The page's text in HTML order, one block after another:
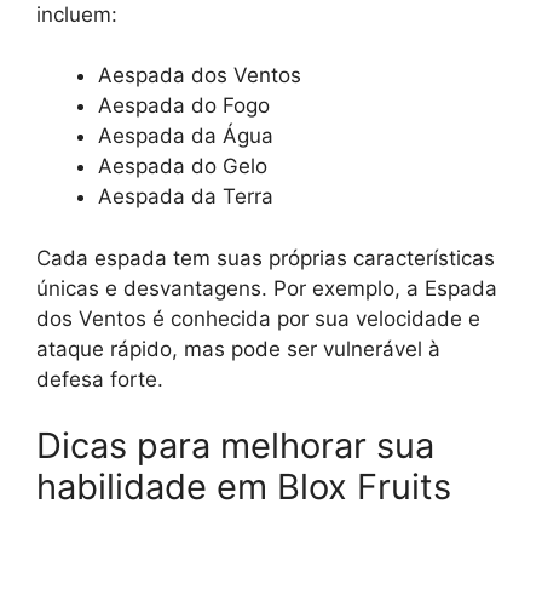
incluem:
Aespada dos Ventos
Aespada do Fogo
Aespada da Água
Aespada do Gelo
Aespada da Terra
Cada espada tem suas próprias características
únicas e desvantagens. Por exemplo, a Espada
dos Ventos é conhecida por sua velocidade e
ataque rápido, mas pode ser vulnerável à
defesa forte.
Dicas para melhorar sua
habilidade em Blox Fruits